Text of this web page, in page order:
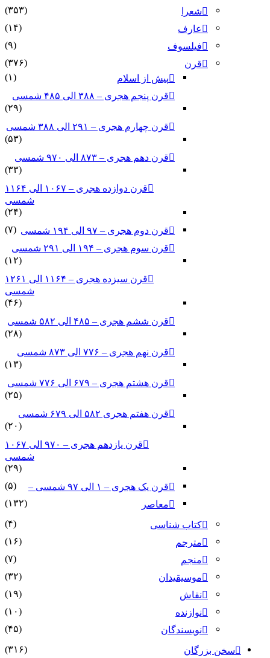
شعرا
(۳۵۳)
عارف
(۱۴)
فیلسوف
(۹)
قرن
(۳۷۶)
پیش از اسلام
(۱)
قرن پنجم هجری – ۳۸۸ الی ۴۸۵ شمسی
(۲۹)
قرن چهارم هجری – ۲۹۱ الی ۳۸۸ شمسی
(۵۳)
قرن دهم هجری – ۸۷۳ الی ۹۷۰ شمسی
(۳۳)
قرن دوازده هجری – ۱۰۶۷ الی ۱۱۶۴
شمسی
(۲۴)
قرن دوم هجری – ۹۷ الی ۱۹۴ شمسی
(۷)
قرن سوم هجری – ۱۹۴ الی ۲۹۱ شمسی
(۱۲)
قرن سیزده هجری – ۱۱۶۴ الی ۱۲۶۱
شمسی
(۴۶)
قرن ششم هجری – ۴۸۵ الی ۵۸۲ شمسی
(۲۸)
قرن نهم هجری – ۷۷۶ الی ۸۷۳ شمسی
(۱۳)
قرن هشتم هجری – ۶۷۹ الی ۷۷۶ شمسی
(۲۵)
قرن هفتم هجری ۵۸۲ الی ۶۷۹ شمسی
(۲۰)
قرن یازدهم هجری – ۹۷۰ الی ۱۰۶۷
شمسی
(۲۹)
قرن یک هجری – ۱ الی ۹۷ شمسی –
(۵)
معاصر
(۱۳۲)
کتاب شناسی
(۴)
مترجم
(۱۶)
منجم
(۷)
موسیقیدان
(۳۲)
نقاش
(۱۹)
نوازنده
(۱۰)
نویسندگان
(۴۵)
سخن بزرگان
(۳۱۶)